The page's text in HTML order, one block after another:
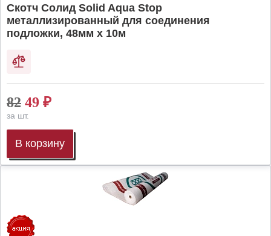
Скотч Солид Solid Aqua Stop
металлизированный для соединения
подложки, 48мм х 10м
82 49 ₽
за шт.
В корзину